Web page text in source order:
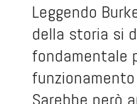
Leggendo
della storia si
fondamentale
funzionamento
Sarebbe però